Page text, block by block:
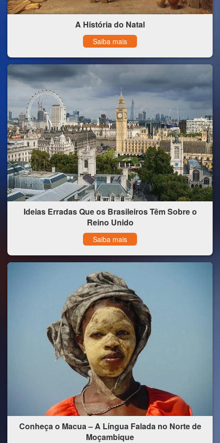
A História do Natal
Saiba mais
Ideias Erradas Que os Brasileiros Têm Sobre o
Reino Unido
Saiba mais
Conheça o Macua – A Língua Falada no Norte de
Moçambique